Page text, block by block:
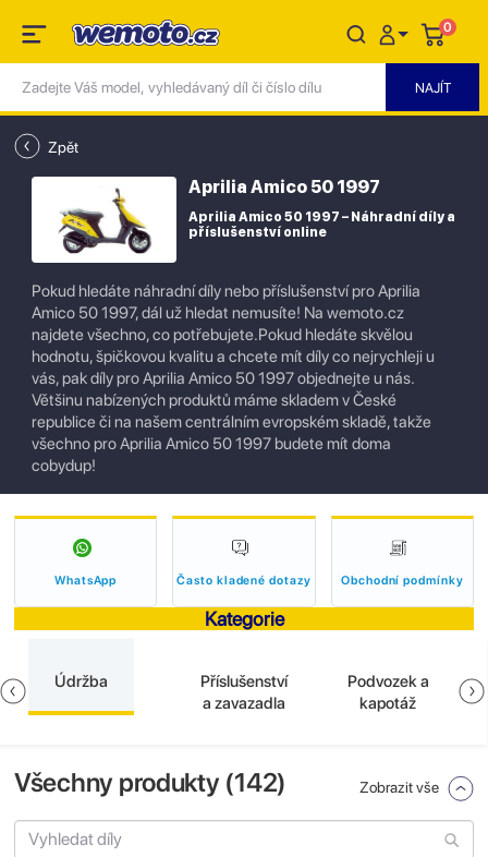
0
Zpět
Aprilia Amico 50 1997
Aprilia Amico 50 1997 – Náhradní díly a
příslušenství online
Pokud hledáte náhradní díly nebo příslušenství pro Aprilia
Amico 50 1997, dál už hledat nemusíte! Na wemoto.cz
najdete všechno, co potřebujete.Pokud hledáte skvělou
hodnotu, špičkovou kvalitu a chcete mít díly co nejrychleji u
vás, pak díly pro Aprilia Amico 50 1997 objednejte u nás.
Většinu nabízených produktů máme skladem v České
republice či na našem centrálním evropském skladě, takže
všechno pro Aprilia Amico 50 1997 budete mít doma
cobydup!
WhatsApp Často kladené dotazy Obchodní podmínky
Kategorie
Údržba
Příslušenství
a zavazadla
Podvozek a
kapotáž
Všechny produkty (142) Zobrazit vše